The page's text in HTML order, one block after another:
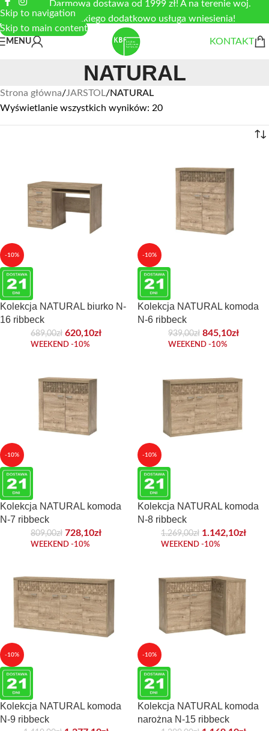
Skip to navigation
Skip to main content
Darmowa dostawa od 1999 zł! A na terenie woj.
łódzkiego dodatkowo usługa wniesienia!
MENU KONTAKT
NATURAL
Strona główna/JARSTOL/NATURAL
Wyświetlanie wszystkich wyników: 20
-10%
Kolekcja NATURAL biurko N-
16 ribbeck
689,00zł 620,10zł
WEEKEND -10%
-10%
Kolekcja NATURAL komoda
N-6 ribbeck
939,00zł 845,10zł
WEEKEND -10%
-10%
Kolekcja NATURAL komoda
N-7 ribbeck
809,00zł 728,10zł
WEEKEND -10%
-10%
Kolekcja NATURAL komoda
N-8 ribbeck
1.269,00zł 1.142,10zł
WEEKEND -10%
-10%
Kolekcja NATURAL komoda
N-9 ribbeck
-10%
Kolekcja NATURAL komoda
narożna N-15 ribbeck